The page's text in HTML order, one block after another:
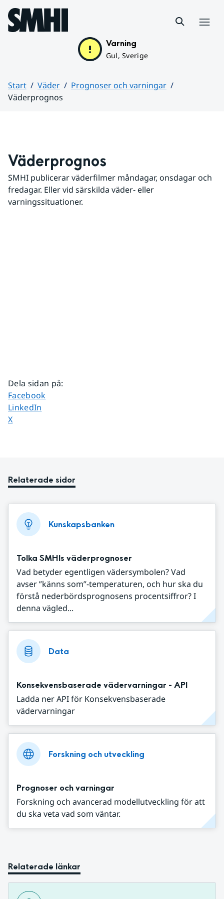
Hoppa till sidans innehåll
Varning
Gul, Sverige
Start Väder
Prognoser och varningar
Väderprognos
Väderprognos
SMHI publicerar väderfilmer måndagar, onsdagar och
fredagar. Eller vid särskilda väder- eller
varningssituationer.
Dela sidan på:
Dela sidan på
Facebook
Dela sidan på
LinkedIn
Dela sidan på
X
Relaterade sidor
Kunskapsbanken
Tolka SMHIs väderprognoser
Vad betyder egentligen vädersymbolen? Vad
avser ”känns som”-temperaturen, och hur ska du
förstå nederbördsprognosens procentsiffror? I
denna vägled...
Data
Konsekvensbaserade vädervarningar - API
Ladda ner API för Konsekvensbaserade
vädervarningar
Forskning och utveckling
Prognoser och varningar
Forskning och avancerad modellutveckling för att
du ska veta vad som väntar.
Relaterade länkar